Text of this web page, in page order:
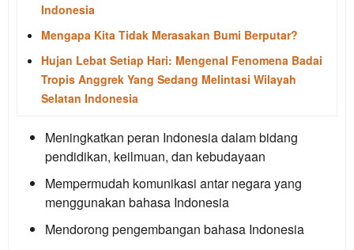
Indonesia
Mengapa Kita Tidak Merasakan Bumi Berputar?
Hujan Lebat Setiap Hari: Mengenal Fenomena Badai
Tropis Anggrek Yang Sedang Melintasi Wilayah
Selatan Indonesia
Meningkatkan peran Indonesia dalam bidang
pendidikan, keilmuan, dan kebudayaan
Mempermudah komunikasi antar negara yang
menggunakan bahasa Indonesia
Mendorong pengembangan bahasa Indonesia